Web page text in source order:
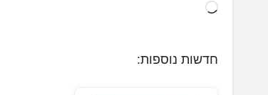
ט
חדשות נוספות: